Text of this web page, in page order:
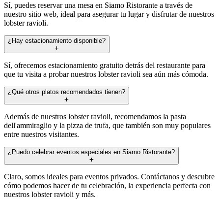
Sí, puedes reservar una mesa en Siamo Ristorante a través de
nuestro sitio web, ideal para asegurar tu lugar y disfrutar de nuestros
lobster ravioli.
¿Hay estacionamiento disponible?
Sí, ofrecemos estacionamiento gratuito detrás del restaurante para
que tu visita a probar nuestros lobster ravioli sea aún más cómoda.
¿Qué otros platos recomendados tienen?
Además de nuestros lobster ravioli, recomendamos la pasta
dell'ammiraglio y la pizza de trufa, que también son muy populares
entre nuestros visitantes.
¿Puedo celebrar eventos especiales en Siamo Ristorante?
Claro, somos ideales para eventos privados. Contáctanos y descubre
cómo podemos hacer de tu celebración, la experiencia perfecta con
nuestros lobster ravioli y más.